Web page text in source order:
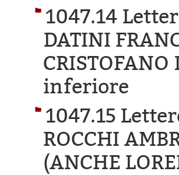
1047.14
DATINI
CRISTOFANO
inferiore
1047.15
ROCCHI
(ANCHE